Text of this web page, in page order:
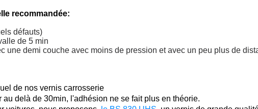
recommandée:
défauts)
de 5 min
une demi couche avec moins de pression et avec un peu plus de
de nos vernis carrosserie
delà de 30min, l'adhésion ne se fait plus en théorie.